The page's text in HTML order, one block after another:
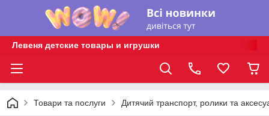
Левеня детские товары и игрушки
Товари та послуги Дитячий транспорт, ролики та